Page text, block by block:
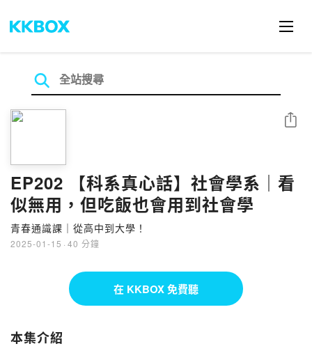
EP202 【科系真心話】社會學系｜看
似無用，但吃飯也會用到社會學
青春通識課｜從高中到大學！
2025-01-15 · 40 分鐘
分享
在 KKBOX 免費聽
本集介紹